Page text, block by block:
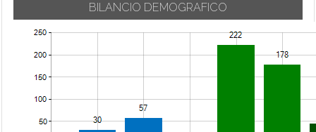
BILANCIO DEMOGRAFICO